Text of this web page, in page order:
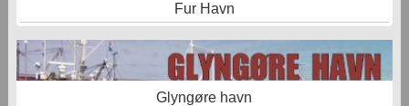
Fur Havn
Glyngøre havn